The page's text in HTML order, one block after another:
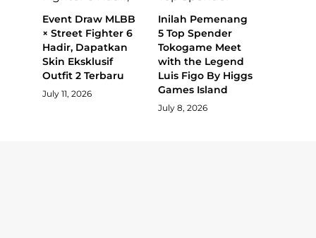
Event Draw MLBB
× Street Fighter 6
Hadir, Dapatkan
Skin Eksklusif
Outfit 2 Terbaru
July 11, 2026
Inilah Pemenang
5 Top Spender
Tokogame Meet
with the Legend
Luis Figo By Higgs
Games Island
July 8, 2026